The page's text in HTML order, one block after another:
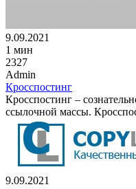
9.09.2021
1 мин
2327
Admin
Кросспостинг
Кросспостинг –
ссылочной массы.
9.09.2021